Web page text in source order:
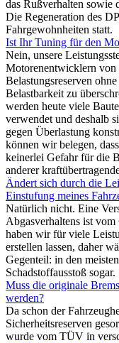
das Rußverhalten sowie
Die Regeneration des
Fahrgewohnheiten statt.
Ist Ihr Tuning für den
Nein, unsere
Motorenentwicklern von
Belastungsreserven
Belastbarkeit zu
werden heute viele
verwendet und deshalb
gegen Überlastung
können wir belegen,
keinerlei Gefahr für die
anderer
Ändert sich durch die
Einstufung meines
Natürlich nicht. Eine
Abgasverhaltens ist vom
haben wir für viele
erstellen lassen, daher
Gegenteil: in den
Schadstoffausstoß sogar.
Muss die originale
werden?
Da schon der
Sicherheitsreserven
wurde vom TÜV in